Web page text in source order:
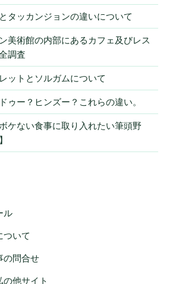
タッカンジョンの違いについて
美術館の内部にあるカフェ及びレス
調査
ットとソルガムについて
ゥー？ヒンズー？これらの違い。
ケない食事に取り入れたい筆頭野
ル
ついて
の問合せ
の他サイト